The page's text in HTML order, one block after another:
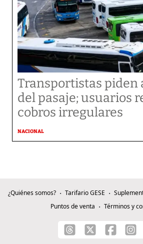
Transportistas piden
del pasaje; usuarios
cobros irregulares
NACIONAL
¿Quiénes somos? Tarifario GESE
Puntos de venta
Términos y